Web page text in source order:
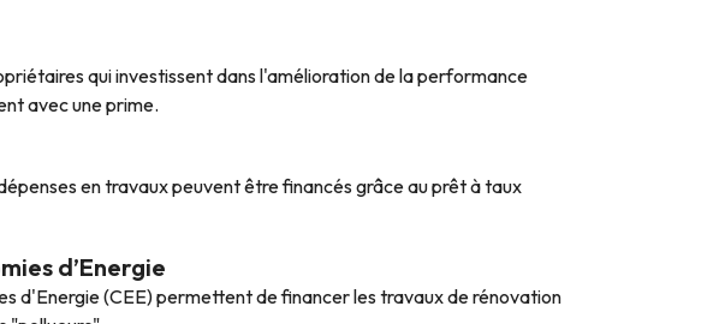
qui investissent dans l'amélioration de la performance
avec une prime.
en travaux peuvent être financés grâce au prêt à taux
d’Energie
d'Energie (CEE) permettent de financer les travaux de rénovation